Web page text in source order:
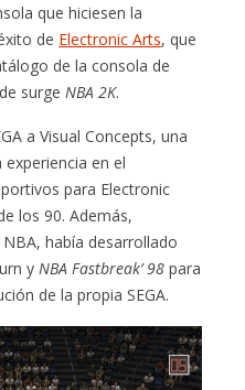
que hiciesen la
de Electronic Arts, que
de la consola de
surge NBA 2K.
a Visual Concepts, una
en el
para Electronic
los 90. Además,
había desarrollado
y NBA Fastbreak’ 98 para
de la propia SEGA.